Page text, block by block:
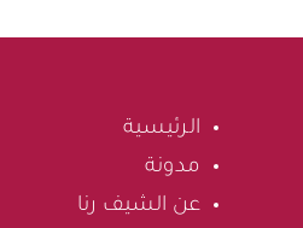
الرئيسية
مدونة
عن الشيف رنا